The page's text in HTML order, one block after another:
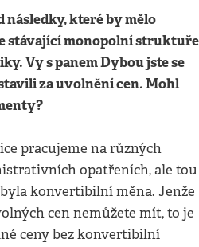
následky, které by mělo
stávající monopolní struktuře
Vy s panem Dybou jste se
za uvolnění cen. Mohl
pracujeme na různých
opatřeních, ale tou
konvertibilní měna. Jenže
cen nemůžete mít, to je
ceny bez konvertibilní